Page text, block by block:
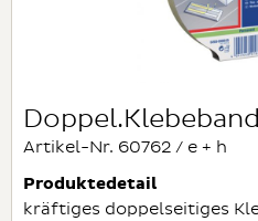
Artikel-Nr. 60762 / e + h
Produktedetail
kräftiges doppelseitiges